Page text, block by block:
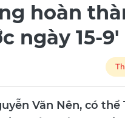
hoàn
ngày 15-9'
Văn Nên, có